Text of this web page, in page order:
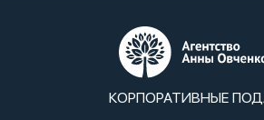
КОРПОРАТИВНЫЕ